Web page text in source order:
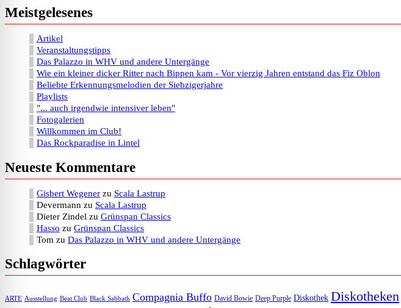
Meistgelesenes
Artikel
Veranstaltungstipps
Das Palazzo in WHV und andere Untergänge
Wie ein kleiner dicker Ritter nach Bippen kam - Vor vierzig Jahren entstand das Fiz Oblon
Beliebte Erkennungsmelodien der Siebzigerjahre
Playlists
"... auch irgendwie intensiver leben"
Fotogalerien
Willkommen im Club!
Das Rockparadise in Lintel
Neueste Kommentare
Gisbert Wegener zu Scala Lastrup
Devermann zu Scala Lastrup
Dieter Zindel zu Grünspan Classics
Hasso zu Grünspan Classics
Tom zu Das Palazzo in WHV und andere Untergänge
Schlagwörter
ARTE Ausstellung Beat Club Black Sabbath Compagnia Buffo David Bowie Deep Purple Diskothek Diskotheken